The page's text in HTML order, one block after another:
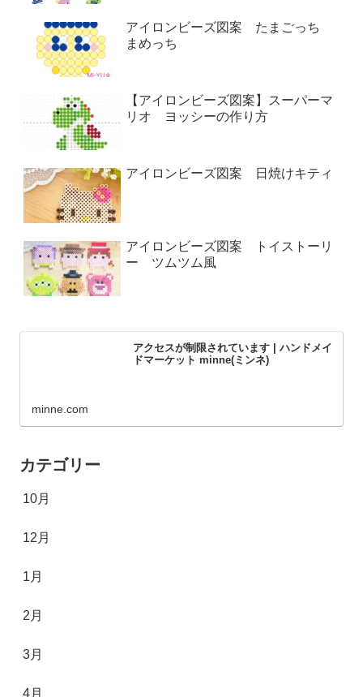
アイロンビーズ図案 たまごっち
まめっち
【アイロンビーズ図案】スーパーマ
リオ ヨッシーの作り方
アイロンビーズ図案 日焼けキティ
アイロンビーズ図案 トイストーリ
ー ツムツム風
アクセスが制限されています | ハンドメイ
ドマーケット minne(ミンネ)
minne.com
カテゴリー
10月
12月
1月
2月
3月
4月